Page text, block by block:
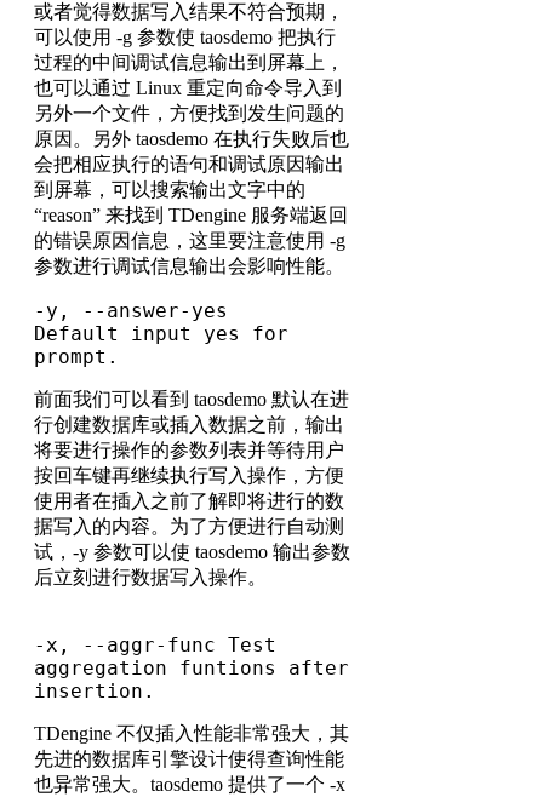
或者觉得数据写入结果不符合预期，
可以使用 -g 参数使 taosdemo 把执行
过程的中间调试信息输出到屏幕上，
也可以通过 Linux 重定向命令导入到
另外一个文件，方便找到发生问题的
原因。另外 taosdemo 在执行失败后也
会把相应执行的语句和调试原因输出
到屏幕，可以搜索输出文字中的
“reason” 来找到 TDengine 服务端返回
的错误原因信息，这里要注意使用 -g
参数进行调试信息输出会影响性能。
-y, --answer-yes
Default input yes for
prompt.
前面我们可以看到 taosdemo 默认在进
行创建数据库或插入数据之前，输出
将要进行操作的参数列表并等待用户
按回车键再继续执行写入操作，方便
使用者在插入之前了解即将进行的数
据写入的内容。为了方便进行自动测
试，-y 参数可以使 taosdemo 输出参数
后立刻进行数据写入操作。
-x, --aggr-func Test
aggregation funtions after
insertion.
TDengine 不仅插入性能非常强大，其
先进的数据库引擎设计使得查询性能
也异常强大。taosdemo 提供了一个 -x